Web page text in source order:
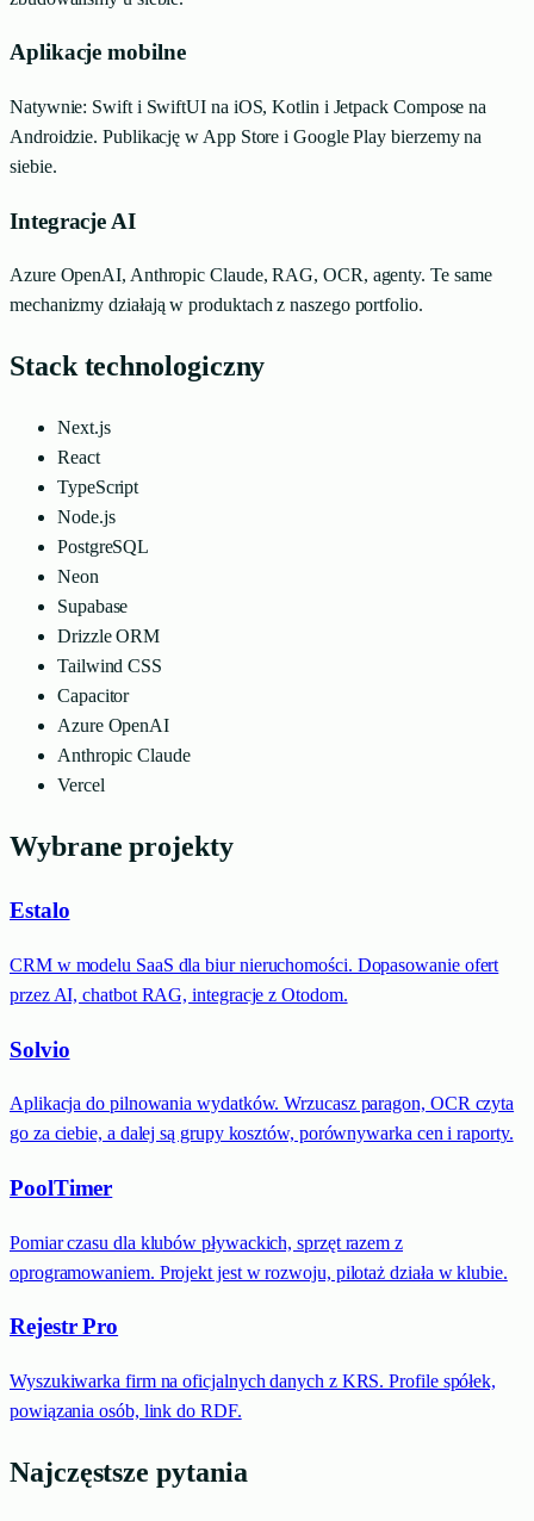
Aplikacje mobilne
Natywnie: Swift i SwiftUI na iOS, Kotlin i Jetpack Compose na
Androidzie. Publikację w App Store i Google Play bierzemy na
siebie.
Integracje AI
Azure OpenAI, Anthropic Claude, RAG, OCR, agenty. Te same
mechanizmy działają w produktach z naszego portfolio.
Stack technologiczny
Next.js
React
TypeScript
Node.js
PostgreSQL
Neon
Supabase
Drizzle ORM
Tailwind CSS
Capacitor
Azure OpenAI
Anthropic Claude
Vercel
Wybrane projekty
Estalo
CRM w modelu SaaS dla biur nieruchomości. Dopasowanie ofert
przez AI, chatbot RAG, integracje z Otodom.
Solvio
Aplikacja do pilnowania wydatków. Wrzucasz paragon, OCR czyta
go za ciebie, a dalej są grupy kosztów, porównywarka cen i raporty.
PoolTimer
Pomiar czasu dla klubów pływackich, sprzęt razem z
oprogramowaniem. Projekt jest w rozwoju, pilotaż działa w klubie.
Rejestr Pro
Wyszukiwarka firm na oficjalnych danych z KRS. Profile spółek,
powiązania osób, link do RDF.
Najczęstsze pytania